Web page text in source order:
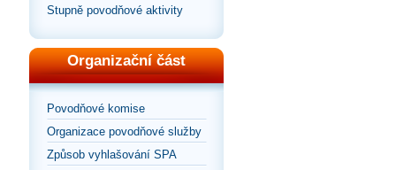
Stupně povodňové aktivity
Organizační část
Povodňové komise
Organizace povodňové služby
Způsob vyhlašování SPA